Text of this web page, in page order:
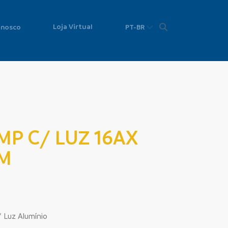
Loja Virtual PT-BR
C/ LUZ 16AX
Alumínio